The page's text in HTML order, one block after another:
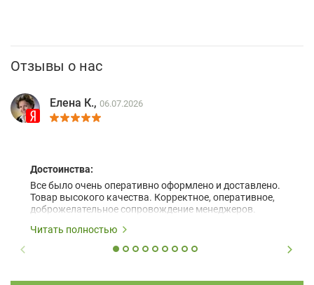
Отзывы о нас
Елена К., 06.07.2026
Достоинства:
Все было очень оперативно оформлено и доставлено.
Товар высокого качества. Корректное, оперативное,
доброжелательное сопровождение менеджеров.
Читать полностью